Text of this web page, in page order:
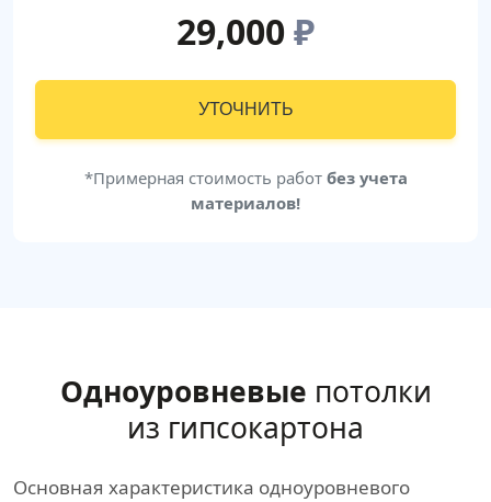
29,000₽
УТОЧНИТЬ
*Примерная стоимость работ без учета
материалов!
Одноуровневые потолки
из гипсокартона
Основная характеристика одноуровневого